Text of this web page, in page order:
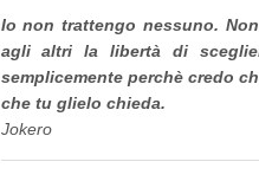
Io non trattengo nessuno.
agli altri la libertà di
semplicemente perchè credo
che tu glielo chieda.
Jokero